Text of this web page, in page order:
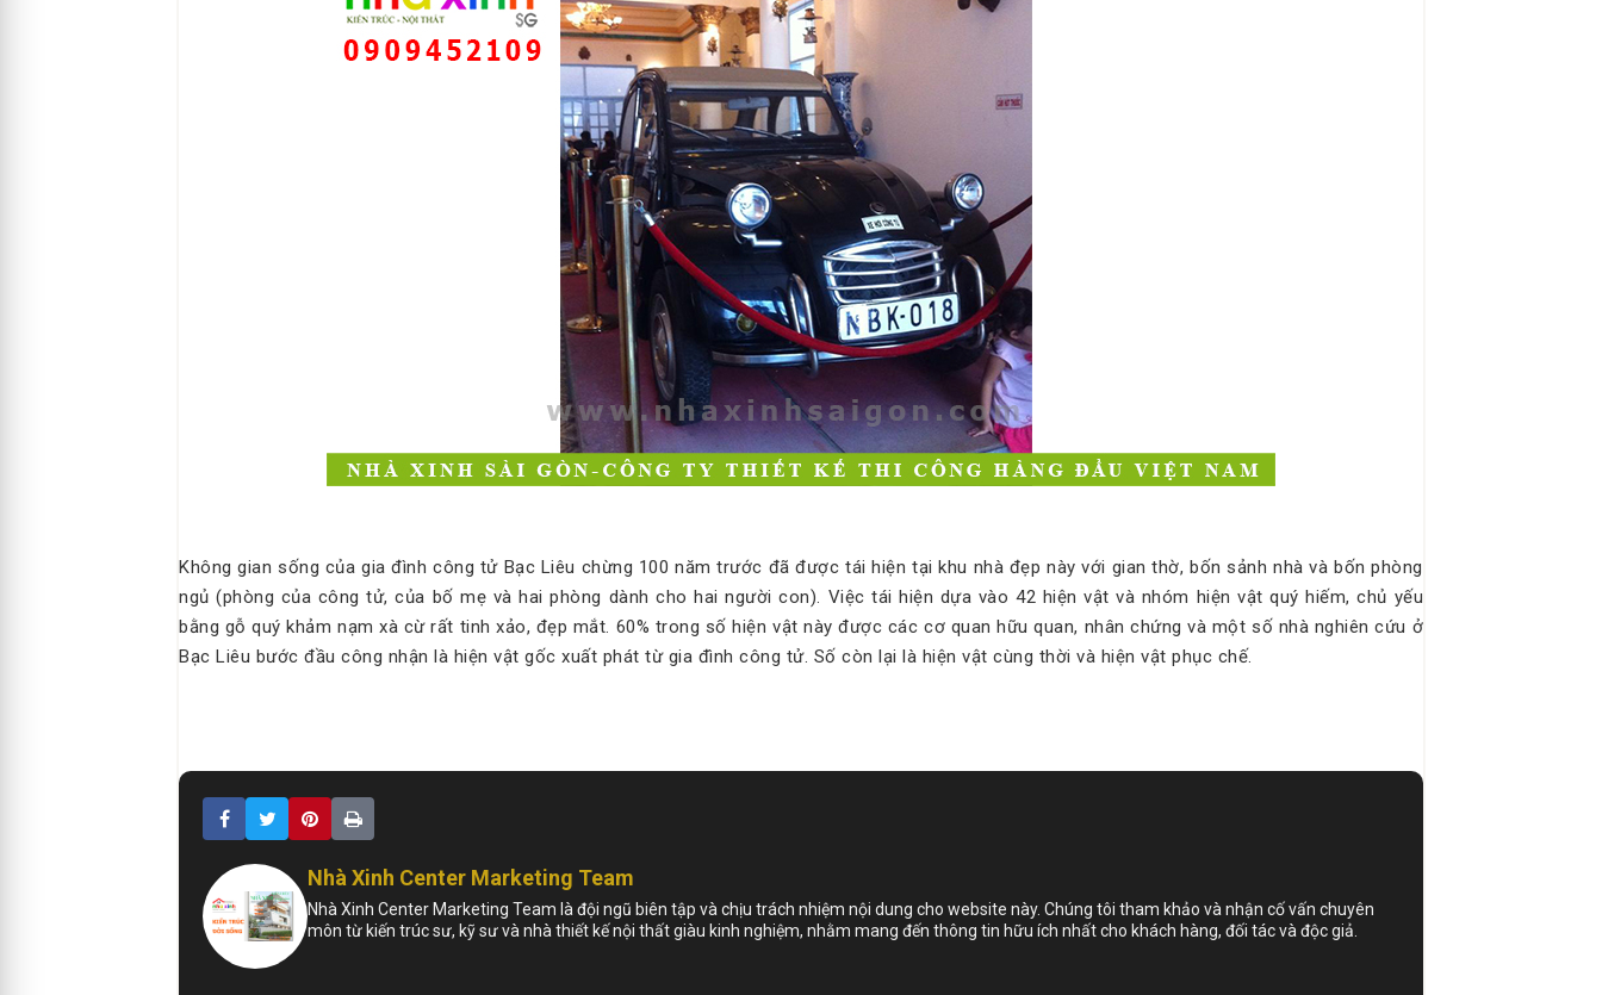
Không gian sống của gia đình công tử Bạc Liêu chừng 100 năm trước đã được tái hiện tại khu nhà đẹp này với gian thờ, bốn sảnh nhà và bốn phòng
ngủ (phòng của công tử, của bố mẹ và hai phòng dành cho hai người con). Việc tái hiện dựa vào 42 hiện vật và nhóm hiện vật quý hiếm, chủ yếu
bằng gỗ quý khảm nạm xà cừ rất tinh xảo, đẹp mắt. 60% trong số hiện vật này được các cơ quan hữu quan, nhân chứng và một số nhà nghiên cứu ở
Bạc Liêu bước đầu công nhận là hiện vật gốc xuất phát từ gia đình công tử. Số còn lại là hiện vật cùng thời và hiện vật phục chế.
Nhà Xinh Center Marketing Team
Nhà Xinh Center Marketing Team là đội ngũ biên tập và chịu trách nhiệm nội dung cho website này. Chúng tôi tham khảo và nhận cố vấn chuyên
môn từ kiến trúc sư, kỹ sư và nhà thiết kế nội thất giàu kinh nghiệm, nhằm mang đến thông tin hữu ích nhất cho khách hàng, đối tác và độc giả.